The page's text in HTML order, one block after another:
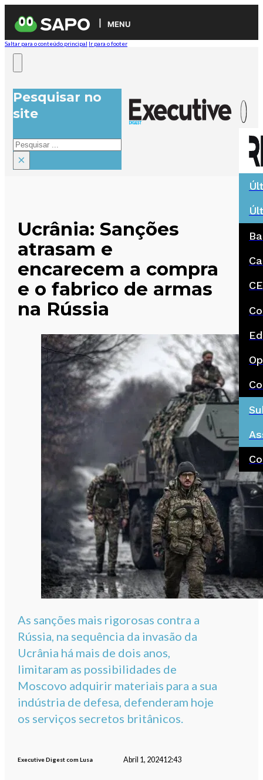
MENU
Saltar para o conteúdo principal Ir para o footer
Pesquisar no
site
Pesquisar
×
Ucrânia: Sanções
atrasam e
encarecem a compra
e o fabrico de armas
na Rússia
As sanções mais rigorosas contra a
Rússia, na sequência da invasão da
Ucrânia há mais de dois anos,
limitaram as possibilidades de
Moscovo adquirir materiais para a sua
indústria de defesa, defenderam hoje
os serviços secretos britânicos.
Executive Digest com Lusa Abril 1, 202412:43